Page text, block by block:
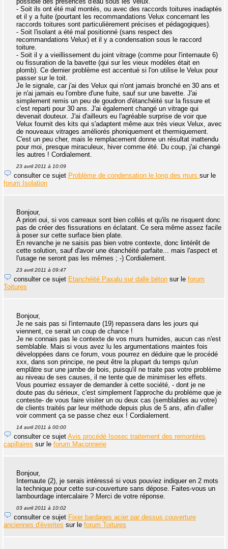
- Soit ils ont été mal montés, ou avec des raccords toitures inadaptés
et il y a fuite (pourtant les recommandations Velux concernant les
raccords toitures sont particulièrement précises et pédagogiques).
- Soit l'isolant a été mal positionné (sans respect des
recommandations Velux) et il y a condensation sous le raccord
toiture.
- Soit il y a vieillissement du joint vitrage (comme pour l'internaute 6)
ou fissuration de la bavette (qui sur les vieux modèles était en
plomb). Ce dernier problème est accentué si l'on utilise le Velux pour
passer sur le toit.
Je le signale, car j'ai des Velux qui n'ont jamais bronché en 30 ans et
je n'ai jamais eu l'ombre d'une fuite, sauf sur une bavette. J'ai
simplement remis un peu de goudron d'étanchéité sur la fissure et
c'est reparti pour 30 ans. J'ai également changé un vitrage qui
devenait douteux. J'ai d'ailleurs eu l'agréable surprise de voir que
Velux fournit des kits qui s'adaptent même aux très vieux Velux, avec
de nouveaux vitrages améliorés phoniquement et thermiquement.
C'est un peu cher, mais le remplacement donne un résultat inattendu
pour moi, presque miraculeux, hiver comme été. Du coup, j'ai changé
les autres ! Cordialement.
23 avril 2011 à 10:09
consulter ce sujet Problème de condensation le long des murs sur le
forum Isolation
Bonjour,
A priori oui, si vos carreaux sont bien collés et qu'ils ne risquent donc
pas de créer des fissurations en éclatant. Ce sera même assez facile
à poser sur cette surface bien plate.
En revanche je ne saisis pas bien votre contexte, donc lintérêt de
cette solution, sauf d'avoir une étanchéité parfaite... mais l'aspect et
l'usage ne seront pas les mêmes ; -) Cordialement.
23 avril 2011 à 09:47
consulter ce sujet Etanchéité Paxalu sur dalle béton sur le forum
Toitures
Bonjour,
Je ne sais pas si l'internaute (19) repassera dans les jours qui
viennent, ce serait un coup de chance !
Je ne connais pas le contexte de vos murs humides, aucun cas n'est
semblable. Mais si vous avez lu les argumentations maintes fois
développées dans ce forum, vous pourrez en déduire que le procédé
xxx, dans son principe, ne peut être la plupart du temps qu'un
emplâtre sur une jambe de bois, puisqu'il ne traite pas votre problème
au niveau de ses causes, il ne tente que de minimiser les effets.
Vous pourriez essayer de demander à cette société, - dont je ne
doute pas du sérieux, c'est simplement l'approche du problème que je
conteste- de vous faire visiter un ou deux cas (semblables au votre)
de clients traités par leur méthode depuis plus de 5 ans, afin d'aller
voir comment ça se passe chez eux ! Cordialement.
14 avril 2011 à 00:00
consulter ce sujet Avis procédé Isosec traitement des remontées
capillaires sur le forum Maçonnerie
Bonjour,
Internaute (2), je serais intéressé si vous pouviez indiquer en 2 mots
la technique pour cette sur-couverture sans dépose. Faites-vous un
lambourdage intercalaire ? Merci de votre réponse.
03 avril 2011 à 10:02
consulter ce sujet Fixer bardages acier par dessus couverture
anciennes d'éverites sur le forum Toitures